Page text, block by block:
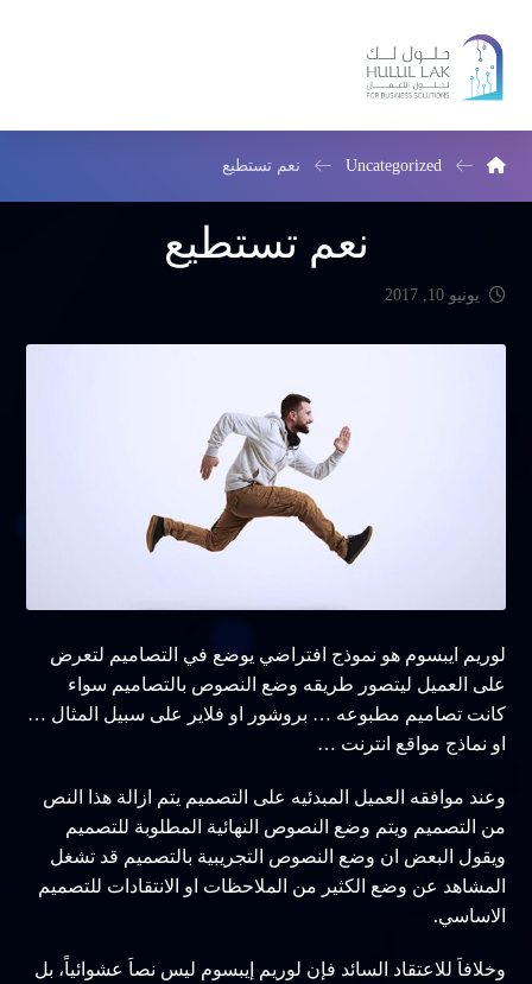
Uncategorized نعم تستطيع
نعم تستطيع
يونيو 10, 2017
لوريم ايبسوم هو نموذج افتراضي يوضع في التصاميم لتعرض
على العميل ليتصور طريقه وضع النصوص بالتصاميم سواء
كانت تصاميم مطبوعه … بروشور او فلاير على سبيل المثال …
او نماذج مواقع انترنت …
وعند موافقه العميل المبدئيه على التصميم يتم ازالة هذا النص
من التصميم ويتم وضع النصوص النهائية المطلوبة للتصميم
ويقول البعض ان وضع النصوص التجريبية بالتصميم قد تشغل
المشاهد عن وضع الكثير من الملاحظات او الانتقادات للتصميم
الاساسي.
وخلافاَ للاعتقاد السائد فإن لوريم إيبسوم ليس نصاَ عشوائياً، بل